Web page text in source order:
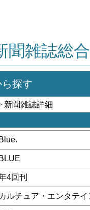
聞雑誌総
探す
新聞雑誌詳細
Blue.
BLUE
4回刊
カルチュア・エンタテ